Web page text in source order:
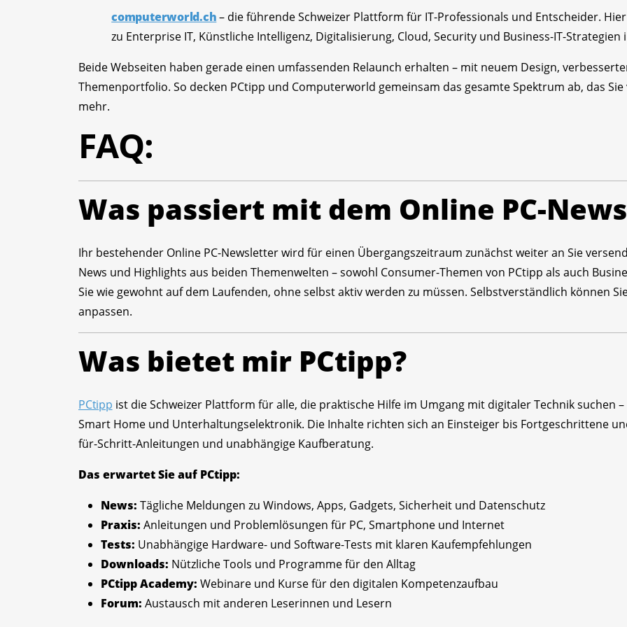
computerworld.ch– die führende Schweizer Plattform für IT-Professionals und Entscheider.
zu Enterprise IT, Künstliche Intelligenz, Digitalisierung, Cloud, Security und Business-IT-
Beide Webseiten haben gerade einen umfassenden Relaunch erhalten – mit neuem Design,
Themenportfolio. So decken PCtipp und Computerworld gemeinsam das gesamte Spektrum ab, das
mehr.
FAQ:
Was passiert mit dem Online PC-
Ihr bestehender Online PC-Newsletter wird für einen Übergangszeitraum zunächst weiter an Sie
News und Highlights aus beiden Themenwelten – sowohl Consumer-Themen von PCtipp als auch
Sie wie gewohnt auf dem Laufenden, ohne selbst aktiv werden zu müssen. Selbstverständlich können
anpassen.
Was bietet mir PCtipp?
PCtipp ist die Schweizer Plattform für alle, die praktische Hilfe im Umgang mit digitaler Technik suchen
Smart Home und Unterhaltungselektronik. Die Inhalte richten sich an Einsteiger bis Fortgeschrittene
für-Schritt-Anleitungen und unabhängige Kaufberatung.
Das erwartet Sie auf PCtipp:
News: Tägliche Meldungen zu Windows, Apps, Gadgets, Sicherheit und Datenschutz
Praxis: Anleitungen und Problemlösungen für PC, Smartphone und Internet
Tests: Unabhängige Hardware- und Software-Tests mit klaren Kaufempfehlungen
Downloads: Nützliche Tools und Programme für den Alltag
PCtipp Academy: Webinare und Kurse für den digitalen Kompetenzaufbau
Forum: Austausch mit anderen Leserinnen und Lesern